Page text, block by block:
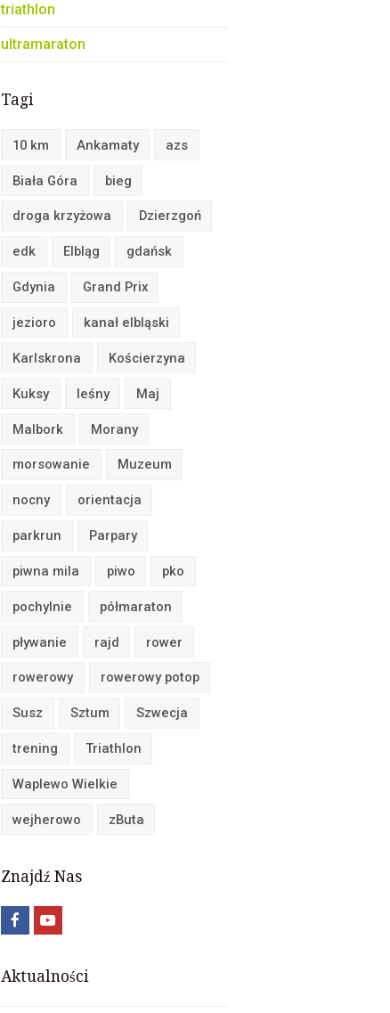
triathlon
ultramaraton
Tagi
10 km Ankamaty azs
Biała Góra bieg
droga krzyżowa Dzierzgoń
edk Elbląg gdańsk
Gdynia Grand Prix
jezioro kanał elbląski
Karlskrona Kościerzyna
Kuksy leśny Maj
Malbork Morany
morsowanie Muzeum
nocny orientacja
parkrun Parpary
piwna mila piwo pko
pochylnie półmaraton
pływanie rajd rower
rowerowy rowerowy potop
Susz Sztum Szwecja
trening Triathlon
Waplewo Wielkie
wejherowo zButa
Znajdź Nas
Aktualności